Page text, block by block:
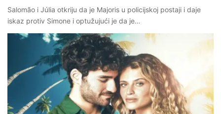
Salomão i Júlia otkriju da je Majoris u policijskoj postaji i daje
iskaz protiv Simone i optužujući je da je…